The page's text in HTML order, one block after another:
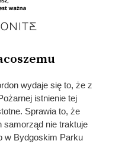
wydaje się to, że z
istnienie tej
Sprawia to, że
samorząd nie traktuje
w Bydgoskim Parku